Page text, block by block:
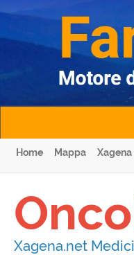
Home Mappa Xagena
Xagena.net